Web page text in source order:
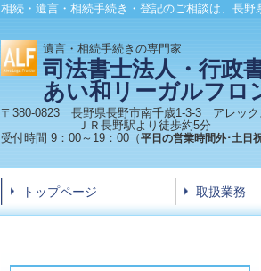
相続・遺言・相続手続き・登記のご相談は、長
遺言・ 相続手続き の専門家
司法書士法人・行政
あい和リーガルフロ
〒380-0823 長野県長野市南千歳1-3-3 アレック
ＪＲ長野駅より徒歩約5分
受付時間 9：00～19：00（平日の営業時間外･土日
トップページ 取扱業務